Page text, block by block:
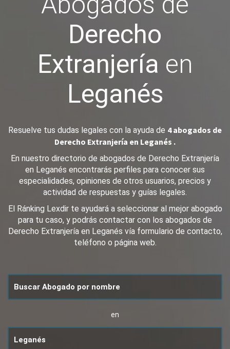
Derecho
Extranjería en
Leganés
Resuelve tus dudas legales con la ayuda de 4 abogados de
Derecho Extranjería en Leganés .
En nuestro directorio de abogados de Derecho Extranjería
en Leganés encontrarás perfiles para conocer sus
especialidades, opiniones de otros usuarios, precios y
actividad de respuestas y guías legales.
El Ránking Lexdir te ayudará a seleccionar al mejor abogado
para tu caso, y podrás contactar con los abogados de
Derecho Extranjería en Leganés vía formulario de contacto,
teléfono o página web.
en